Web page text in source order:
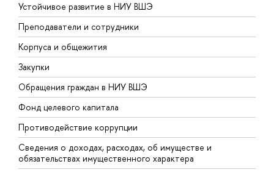
Устойчивое развитие в НИУ ВШЭ
Преподаватели и сотрудники
Корпуса и общежития
Закупки
Обращения граждан в НИУ ВШЭ
Фонд целевого капитала
Противодействие коррупции
Сведения о доходах, расходах, об имуществе и
обязательствах имущественного характера